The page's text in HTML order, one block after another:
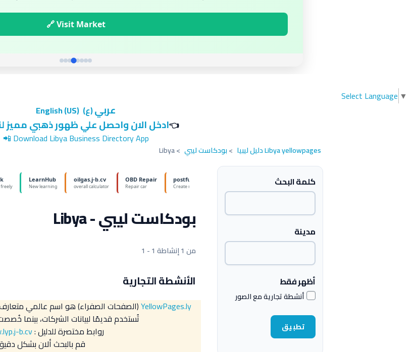
Select Language ▼
عربي(ع) English (US)
👈ادخل الان واحصل علي ظهور ذهبي مميز
📲 Download Libya Business Directory App
Libya yellowpages دليل ليبيا >بودكاست ليبي >
Libya
كلمة البحث
مدينة
أظهر فقط
أنشطة تجارية مع الصور
تطبيق
بودكاست ليبي - Libya
1 - 1 من 1 إنشاطة
الأنشطة التجارية
YellowPages.ly(الصفحات الصفراء) هو اسم عالمي متعارف
تُستخدم قديمًا لبيانات الشركات، بينما
روابط مختصرة للدليل :b.cv
قم بالبحث ألان بشكل